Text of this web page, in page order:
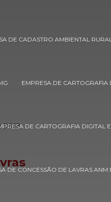
DE CADASTRO AMBIENTAL
EMPRESA DE CARTOGRAFIA
DE CARTOGRAFIA DIGITAL
DE CONCESSÃO DE LAVRAS ANM
para
Concessão
Concessão
Consulta
Empresa de